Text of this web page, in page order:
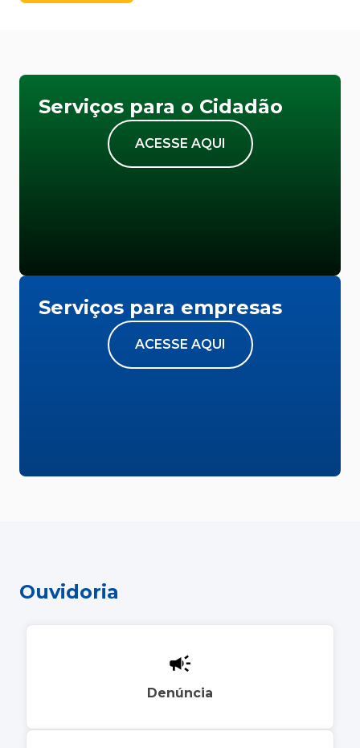
Serviços para o Cidadão
ACESSE AQUI
Serviços para empresas
ACESSE AQUI
Ouvidoria
Denúncia